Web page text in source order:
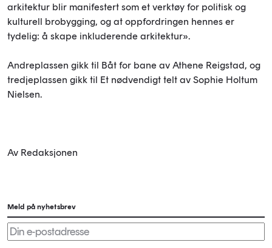
arkitektur blir manifestert som et verktøy for politisk og
kulturell brobygging, og at oppfordringen hennes er
tydelig: å skape inkluderende arkitektur».
Andreplassen gikk til Båt for bane av Athene Reigstad, og
tredjeplassen gikk til Et nødvendigt telt av Sophie Holtum
Nielsen.
Av Redaksjonen
Meld på nyhetsbrev